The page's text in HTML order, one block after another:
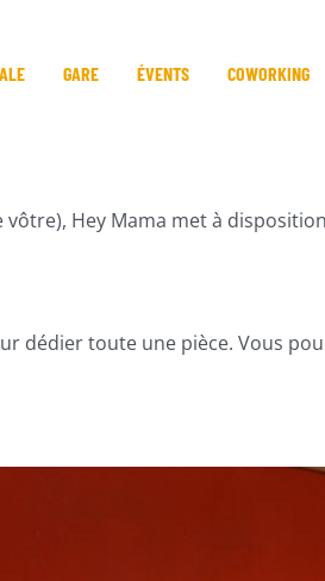
GARE ÉVENTS COWORKING
Hey Mama met à
dédier toute une pièce. Vous